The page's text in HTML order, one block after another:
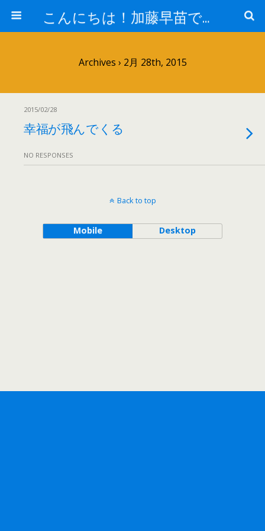
こんにちは！加藤早苗です。
Archives › 2月 28th, 2015
2015/02/28
幸福が飛んでくる
NO RESPONSES
Back to top
Mobile Desktop